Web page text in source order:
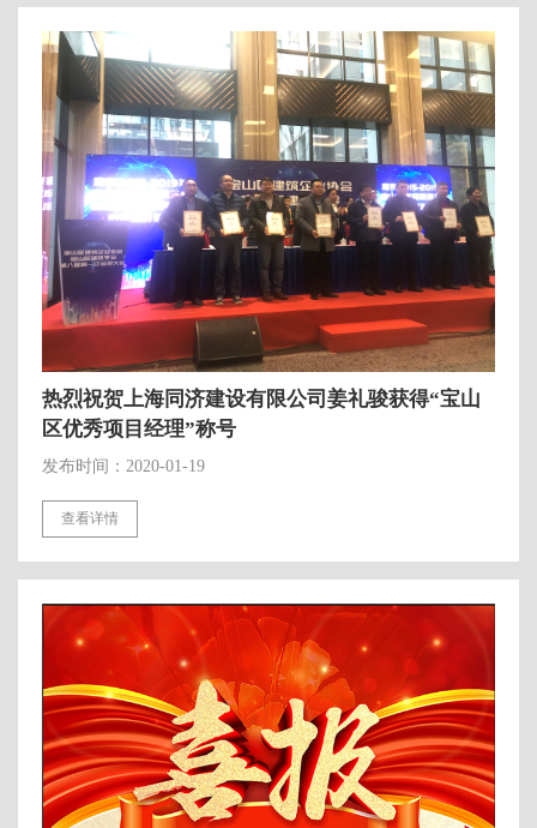
热烈祝贺上海同济建设有限公司姜礼骏获得“宝山
区优秀项目经理”称号
发布时间：2020-01-19
查看详情